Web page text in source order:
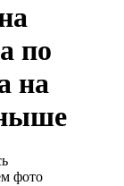
по
на
фото